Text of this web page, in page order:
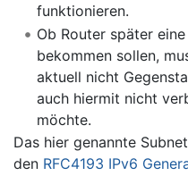
funktionieren.
Ob Router später
bekommen sollen,
aktuell nicht
auch hiermit nicht
möchte.
Das hier genannte
den RFC4193 IPv6